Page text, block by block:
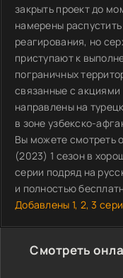
закрыть проект до
намерены
реагирования, но
приступают к
пограничных
связанные с акциями
направлены на
в зоне узбекско-
Вы можете смотреть
(2023) 1 сезон в
серии подряд на
и полностью
Добавлены 1, 2, 3
Смотреть